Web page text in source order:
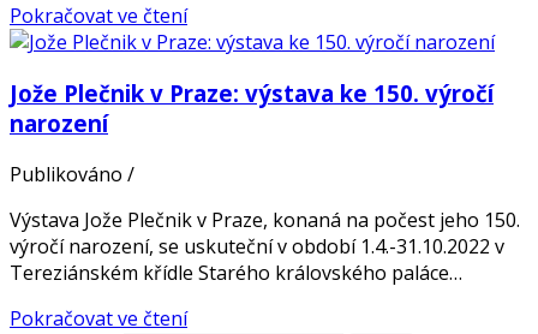
Pokračovat ve čtení
Jože Plečnik v Praze: výstava ke 150. výročí
narození
Publikováno /
Výstava Jože Plečnik v Praze, konaná na počest jeho 150.
výročí narození, se uskuteční v období 1.4.-31.10.2022 v
Tereziánském křídle Starého královského paláce…
Pokračovat ve čtení